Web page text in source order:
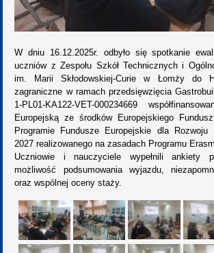
W dniu 16.12.2025r. odbyło się spotkanie
uczniów z Zespołu Szkół Technicznych i
im. Marii Skłodowskiej-Curie w Łomży do
zagraniczne w ramach przedsięwzięcia
1-PL01-KA122-VET-000234669
Europejską ze środków Europejskiego
Programie Fundusze Europejskie dla Rozwoju
2027 realizowanego na zasadach Programu
Uczniowie i nauczyciele wypełnili ankiety
możliwość podsumowania wyjazdu,
oraz wspólnej oceny staży.